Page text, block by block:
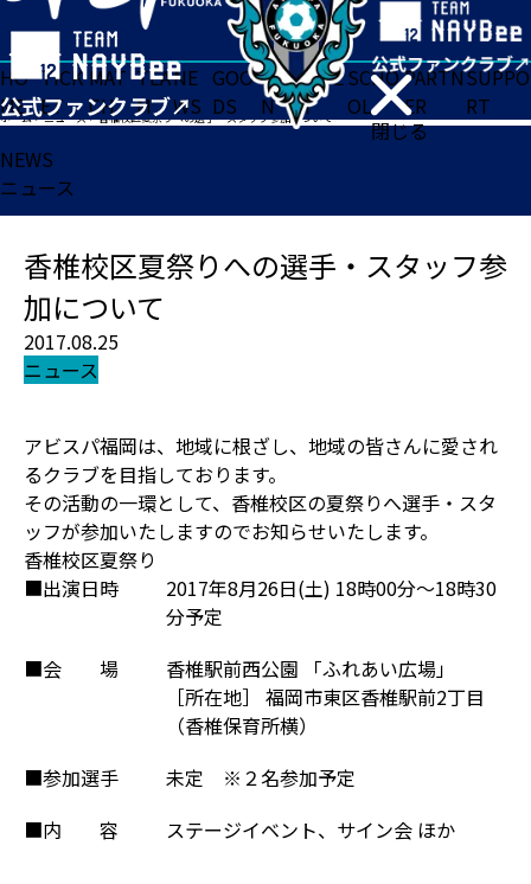
閉じる
HO
ME
TICK
ET
MAT
CH
TEA
M
NE
WS
GOO
DS
FA
N
ACADE
MY
SCHO
OL
PARTN
ER
SUPPO
RT
ホーム>ニュース>香椎校区夏祭りへの選手・スタッフ参加について
NEWS
ニュース
香椎校区夏祭りへの選手・スタッフ参
加について
2017.08.25
ニュース
アビスパ福岡は、地域に根ざし、地域の皆さんに愛され
るクラブを目指しております。
その活動の一環として、香椎校区の夏祭りへ選手・スタ
ッフが参加いたしますのでお知らせいたします。
香椎校区夏祭り
■出演日時
2017年8月26日(土) 18時00分～18時30
分予定
■会 場
香椎駅前西公園 「ふれあい広場」
［所在地］ 福岡市東区香椎駅前2丁目
（香椎保育所横）
■参加選手
未定 ※２名参加予定
■内 容
ステージイベント、サイン会 ほか